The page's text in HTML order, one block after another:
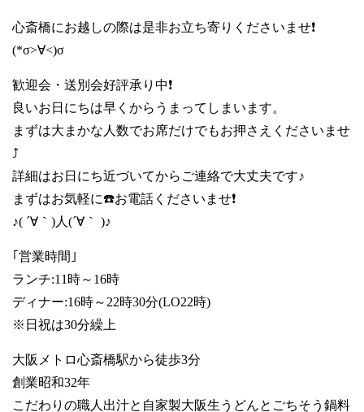
心斎橋にお越しの際は是非お立ち寄りくださいませ❗
(*σ>∀<)σ
歓迎会・送別会好評承り中❗
良いお日にちは早くからうまってしまいます。
まずは大まかな人数でお席だけでもお押さえくださいませ
⤴️
詳細はお日にち近づいてからご連絡で大丈夫です♪
まずはお気軽に☎️お電話くださいませ❗
♪( ´∀｀)人(´∀｀ )♪
｢営業時間｣
ランチ:11時～16時
ディナー:16時～22時30分(LO22時)
※日祝は30分繰上
大阪メトロ心斎橋駅から徒歩3分
創業昭和32年
こだわりの職人出汁と自家製大阪生うどんとごちそう鍋料